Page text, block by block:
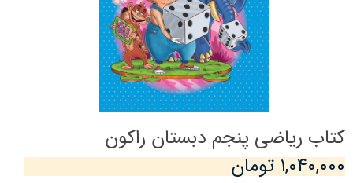
کتاب ریاضی پنجم دبستان راکون
۱,۰۴۰,۰۰۰ تومان